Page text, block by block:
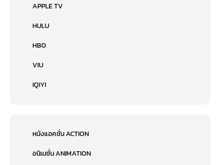
APPLE TV
HULU
HBO
VIU
IQIYI
หนังแอคชั่น ACTION
อนิเมชั่น ANIMATION